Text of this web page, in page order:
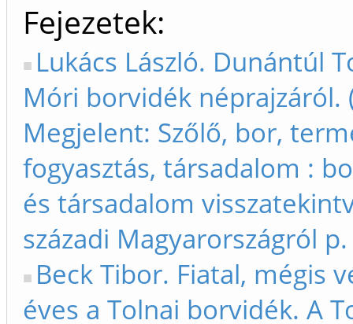
Fejezetek
Lukács László. Dunántúl
Móri borvidék néprajzáról.
Megjelent: Szőlő, bor,
fogyasztás, társadalom :
és társadalom
századi Magyarországról
Beck Tibor. Fiatal, mégis
éves a Tolnai borvidék. A